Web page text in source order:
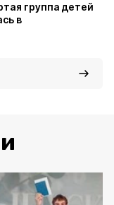
группа детей
в